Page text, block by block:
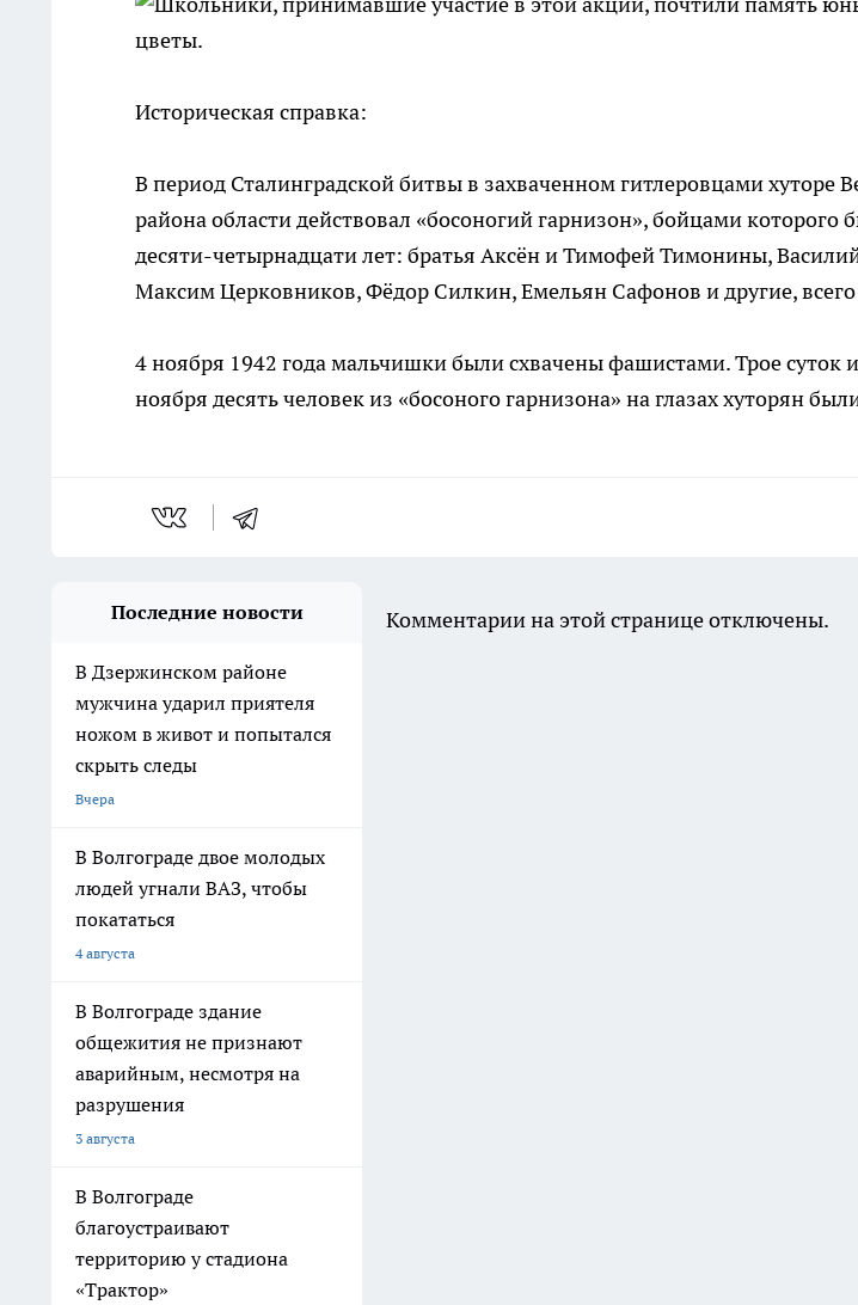
цветы.
Историческая справка:
В период Сталинградской битвы в захваченном гитлеровцами хуторе
района области действовал «босоногий гарнизон», бойцами которого
десяти-четырнадцати лет: братья Аксён и Тимофей Тимонины,
Максим Церковников, Фёдор Силкин, Емельян Сафонов и другие, всего
4 ноября 1942 года мальчишки были схвачены фашистами. Трое суток
ноября десять человек из «босоного гарнизона» на глазах хуторян
Последние новости
В Дзержинском районе
мужчина ударил приятеля
ножом в живот и попытался
скрыть следы
Вчера
В Волгограде двое молодых
людей угнали ВАЗ, чтобы
покататься
4 августа
В Волгограде здание
общежития не признают
аварийным, несмотря на
разрушения
3 августа
В Волгограде
благоустраивают
территорию у стадиона
«Трактор»
Комментарии на этой странице отключены.